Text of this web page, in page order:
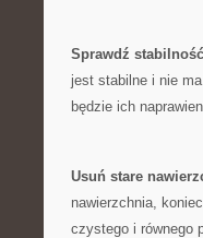
Sprawdź
jest stabilne i nie
będzie ich
Usuń stare
nawierzchnia,
czystego i równego​